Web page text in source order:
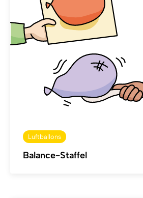
Luftballons
Balance-Staffel